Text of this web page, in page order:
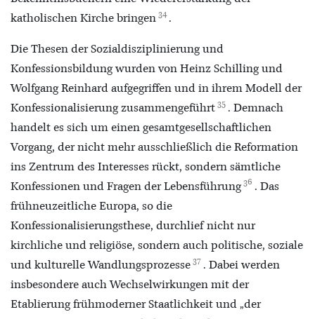
katholischen Kirche bringen 34 .
Die Thesen der Sozialdisziplinierung und
Konfessionsbildung wurden von Heinz Schilling und
Wolfgang Reinhard aufgegriffen und in ihrem Modell der
Konfessionalisierung zusammengeführt 35 . Demnach
handelt es sich um einen gesamtgesellschaftlichen
Vorgang, der nicht mehr ausschließlich die Reformation
ins Zentrum des Interesses rückt, sondern sämtliche
Konfessionen und Fragen der Lebensführung 36 . Das
frühneuzeitliche Europa, so die
Konfessionalisierungsthese, durchlief nicht nur
kirchliche und religiöse, sondern auch politische, soziale
und kulturelle Wandlungsprozesse 37 . Dabei werden
insbesondere auch Wechselwirkungen mit der
Etablierung frühmoderner Staatlichkeit und „der